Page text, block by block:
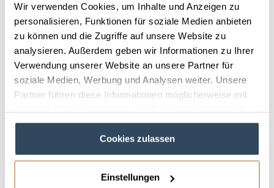
Wir verwenden Cookies, um Inhalte und Anzeigen zu
personalisieren, Funktionen für soziale Medien anbieten
zu können und die Zugriffe auf unsere Website zu
analysieren. Außerdem geben wir Informationen zu Ihrer
Verwendung unserer Website an unsere Partner für
soziale Medien, Werbung und Analysen weiter. Unsere
Partner führen diese Informationen möglicherweise mit
haben oder die sie im Rahmen Ihrer Nutzung der Dienste
Cookies zulassen
Einstellungen